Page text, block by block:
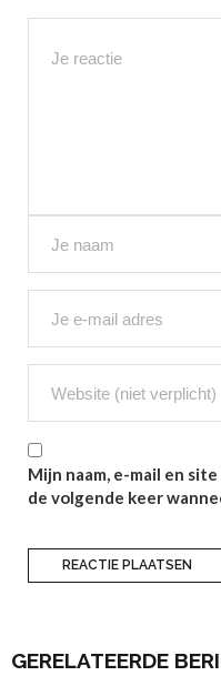
Mijn naam, e-mail en
de volgende keer
GERELATEERDE